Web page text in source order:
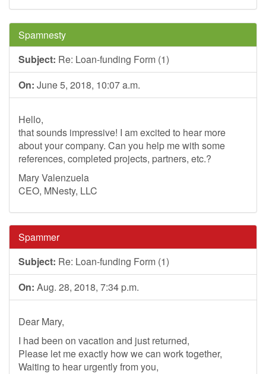
Spamnesty
Subject: Re: Loan-funding Form (1)
On: June 5, 2018, 10:07 a.m.
Hello,
that sounds impressive! I am excited to hear more
about your company. Can you help me with some
references, completed projects, partners, etc.?
Mary Valenzuela
CEO, MNesty, LLC
Spammer
Subject: Re: Loan-funding Form (1)
On: Aug. 28, 2018, 7:34 p.m.
Dear Mary,
I had been on vacation and just returned,
Please let me exactly how we can work together,
Waiting to hear urgently from you,